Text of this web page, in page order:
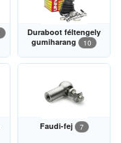
Duraboot féltengely
gumiharang
10
Faudi-fej 7